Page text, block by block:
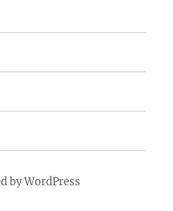
by WordPress